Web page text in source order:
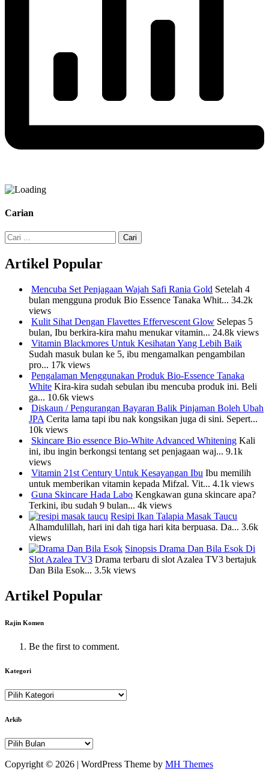
Carian
Cari:
Artikel Popular
Mencuba Set Penjagaan Wajah Safi Rania Gold Setelah 4
bulan mengguna produk Bio Essence Tanaka Whit... 34.2k
views
Kulit Sihat Dengan Flavettes Effervescent Glow Selepas 5
bulan, Ibu berkira-kira mahu menukar vitamin... 24.8k views
Vitamin Blackmores Untuk Kesihatan Yang Lebih Baik
Sudah masuk bulan ke 5, ibu mengamalkan pengambilan
pro... 17k views
Pengalaman Menggunakan Produk Bio-Essence Tanaka
White Kira-kira sudah sebulan ibu mencuba produk ini. Beli
ga... 10.6k views
Diskaun / Pengurangan Bayaran Balik Pinjaman Boleh Ubah
JPA Cerita lama tapi ibu nak kongsikan juga di sini. Sepert...
10k views
Skincare Bio essence Bio-White Advanced Whitening Kali
ini, ibu ingin berkongsi tentang set penjagaan waj... 9.1k
views
Vitamin 21st Century Untuk Kesayangan Ibu Ibu memilih
untuk memberikan vitamin kepada Mifzal. Vit... 4.1k views
Guna Skincare Hada Labo Kengkawan guna skincare apa?
Terkini, ibu sudah 9 bulan... 4k views
Resipi Ikan Talapia Masak Taucu
Alhamdulillah, hari ini dah tiga hari kita berpuasa. Da... 3.6k
views
Sinopsis Drama Dan Bila Esok Di
Slot Azalea TV3 Drama terbaru di slot Azalea TV3 bertajuk
Dan Bila Esok... 3.5k views
Artikel Popular
Rajin Komen
Be the first to comment.
Kategori
Kategori
Arkib
Arkib
Copyright © 2026 | WordPress Theme by MH Themes